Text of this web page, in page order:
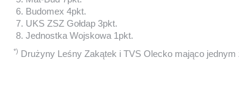
Budomex 4pkt.
UKS ZSZ Gołdap 3pkt.
Jednostka Wojskowa 1pkt.
*) Drużyny Leśny Zakątek i TVS Olecko mająco jednym